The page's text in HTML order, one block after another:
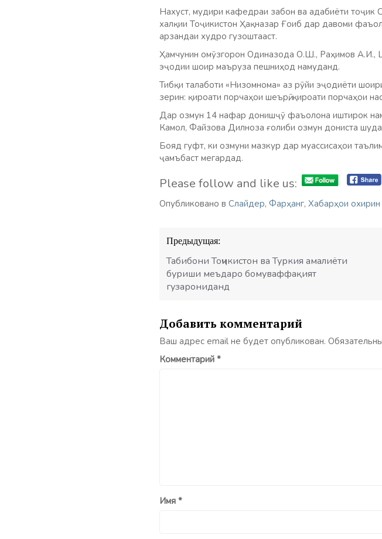
Нахуст, мудири кафедраи забон ва адабиёти
халқии Тоҷикистон Ҳақназар Ғоиб дар давоми
арзандаи худро гузоштааст.
Ҳамчунин омӯзгорон Одиназода О.Ш., Раҳимов А.И.,
эҷодии шоир маъруза пешниҳод намуданд.
Тибқи талаботи «Низомнома» аз рӯйи эҷодиёти
зерин: қироати порчаҳои шеърӣ, қироати порчаҳои
Дар озмун 14 нафар донишҷӯ фаъолона иштирок
Камол, Файзова Дилноза ғолиби озмун дониста
Бояд гуфт, ки озмуни мазкур дар муассисаҳои
ҷамъбаст мегардад.
Please follow and like us:
Опубликовано в Слайдер, Фарҳанг, Хабарҳои охирин
Навигация
по
записям
Предыдущая:
Табибони Тоҷикистон ва Туркия амалиёти
буриши меъдаро бомуваффақият
гузарониданд
Добавить комментарий
Ваш адрес email не будет опубликован.
Комментарий *
Имя *